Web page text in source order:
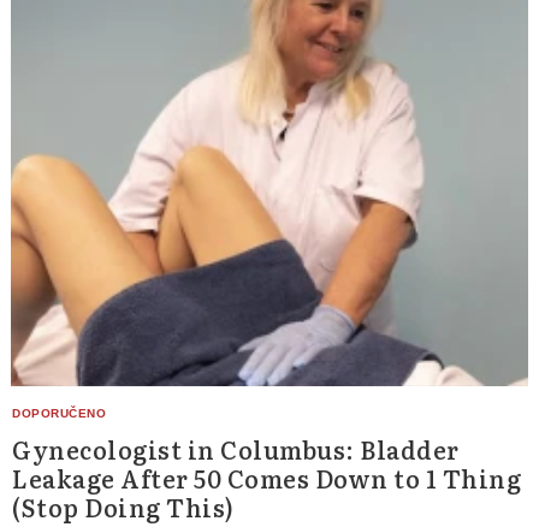
Gynecologist in Columbus: Bladder
Leakage After 50 Comes Down to 1 Thing
(Stop Doing This)